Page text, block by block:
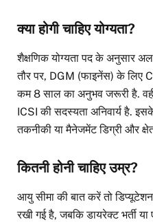
क्या होगी चाहिए योग्यता?
शैक्षणिक योग्यता पद के अनुसार
तौर पर, DGM (फाइनेंस) के लिए
कम 8 साल का अनुभव जरूरी है.
ICSI की सदस्यता अनिवार्य है.
तकनीकी या मैनेजमेंट डिग्री और
कितनी होनी चाहिए उम्र?
आयु सीमा की बात करें तो
रखी गई है, जबकि डायरेक्ट भर्ती